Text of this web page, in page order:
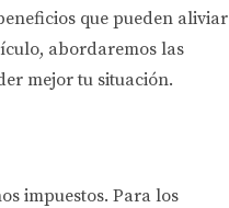
que pueden aliviar
abordaremos las
mejor tu situación.
impuestos. Para los